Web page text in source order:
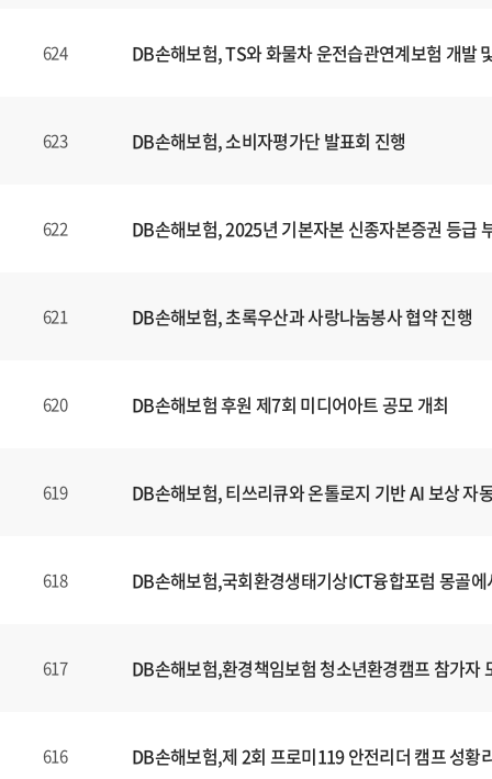
624 DB손해보험, TS와 화물차 운전습관연계보험 개발
623 DB손해보험, 소비자평가단 발표회 진행
622 DB손해보험, 2025년 기본자본 신종자본증권 등급
621 DB손해보험, 초록우산과 사랑나눔봉사 협약 진행
620 DB손해보험 후원 제7회 미디어아트 공모 개최
619 DB손해보험, 티쓰리큐와 온톨로지 기반 AI 보상 자
618 DB손해보험,국회환경생태기상ICT융합포럼 몽골에
617 DB손해보험,환경책임보험 청소년환경캠프 참가자
616 DB손해보험,제 2회 프로미119 안전리더 캠프 성황